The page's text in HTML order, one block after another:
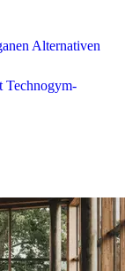
Alternativen
Technogym-